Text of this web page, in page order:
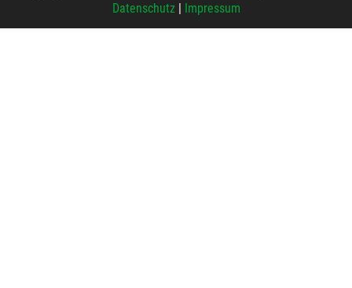
Datenschutz| Impressum